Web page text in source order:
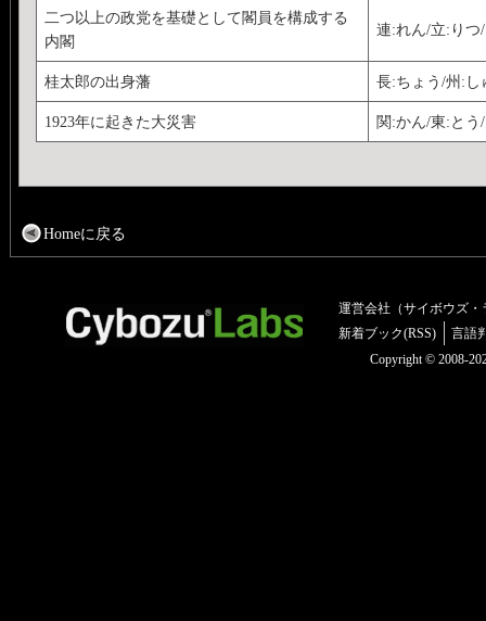
二つ以上の政党を基礎として閣員を構成する
内閣
連:れん/立:りつ
桂太郎の出身藩 長:ちょう/州:し
1923年に起きた大災害 関:かん/東:と
Homeに戻る
運営会社（サイボウズ・
新着ブック(RSS)
言語
Copyright © 2008-